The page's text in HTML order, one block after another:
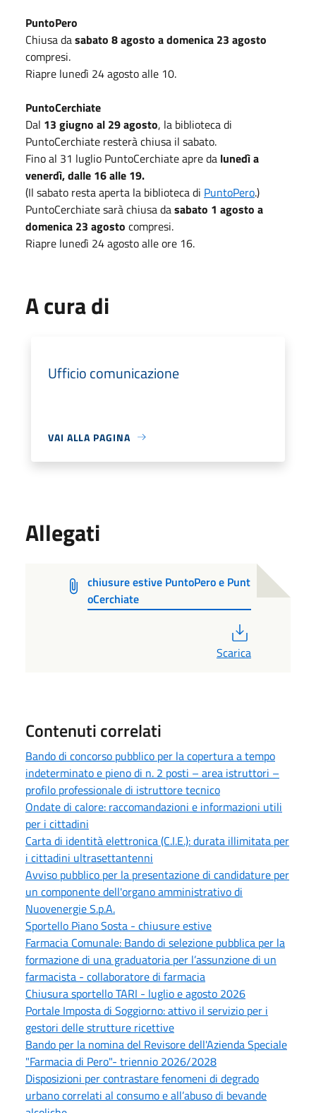
PuntoPero
Chiusa dasabato 8 agosto a domenica 23 agosto
compresi.
Riapre lunedì 24 agosto alle 10.
PuntoCerchiate
Dal 13 giugno al 29 agosto, la biblioteca di
PuntoCerchiate resterà chiusa il sabato.
Fino al 31 luglio PuntoCerchiate apre da lunedì a
venerdì, dalle 16 alle 19.
(Il sabato resta aperta la biblioteca di PuntoPero.)
PuntoCerchiate sarà chiusa dasabato 1 agosto a
domenica 23 agosto compresi.
Riapre lunedì 24 agosto alle ore 16.
A cura di
Ufficio comunicazione
VAI ALLA PAGINA
Allegati
chiusure estive PuntoPero e Punt
oCerchiate
Scarica
Contenuti correlati
Bando di concorso pubblico per la copertura a tempo
indeterminato e pieno di n. 2 posti – area istruttori –
profilo professionale di istruttore tecnico
Ondate di calore: raccomandazioni e informazioni utili
per i cittadini
Carta di identità elettronica (C.I.E.): durata illimitata per
i cittadini ultrasettantenni
Avviso pubblico per la presentazione di candidature per
un componente dell'organo amministrativo di
Nuovenergie S.p.A.
Sportello Piano Sosta - chiusure estive
Farmacia Comunale: Bando di selezione pubblica per la
formazione di una graduatoria per l’assunzione di un
farmacista - collaboratore di farmacia
Chiusura sportello TARI - luglio e agosto 2026
Portale Imposta di Soggiorno: attivo il servizio per i
gestori delle strutture ricettive
Bando per la nomina del Revisore dell'Azienda Speciale
"Farmacia di Pero"- triennio 2026/2028
Disposizioni per contrastare fenomeni di degrado
urbano correlati al consumo e all’abuso di bevande